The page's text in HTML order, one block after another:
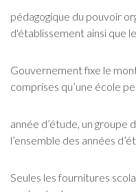
pédagogique du pouvoir
d'établissement ainsi que
Gouvernement fixe le
comprises qu’une école
année d’étude, un groupe
l’ensemble des années
Seules les fournitures